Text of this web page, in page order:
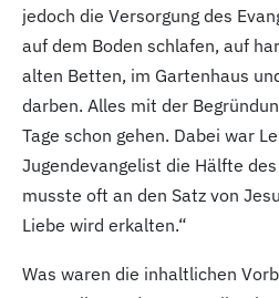
jedoch die Versorgung des
auf dem Boden schlafen, auf
alten Betten, im Gartenhaus
darben. Alles mit der
Tage schon gehen. Dabei war
Jugendevangelist die Hälfte
musste oft an den Satz von
Liebe wird erkalten.“
Was waren die inhaltlichen